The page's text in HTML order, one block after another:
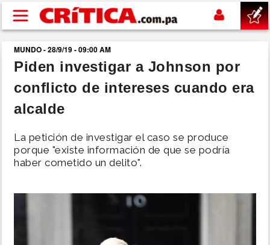
Pasar al contenido principal
buscar
SUCESOS
POLÍTICA
MUNDO - 28/9/19 - 09:00 AM
Piden investigar a Johnson por
conflicto de intereses cuando era
alcalde
La petición de investigar el caso se produce
porque "existe información de que se podría
haber cometido un delito".